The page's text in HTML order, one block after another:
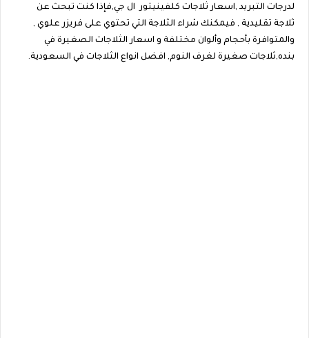
لدرجات التبريد ,اسعار ثلاجات كلفينيتور ال جي,فإذا كنت تبحث عن
ثلاجة تقليدية , فيمكنك شراء الثلاجة التي تحتوي على فريزر علوي ,
والمتوافرة بأحجام وألوان مختلفة و اسعار الثلاجات الصغيرة في
بنده,ثلاجات صغيرة لغرف النوم, افضل انواع الثلاجات في السعودية.